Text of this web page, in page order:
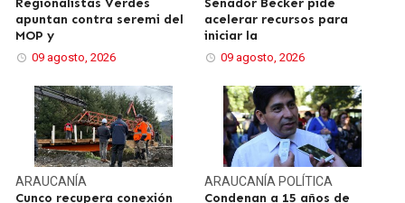
apuntan contra seremi del
MOP y
09 agosto, 2026
acelerar recursos para
iniciar la
09 agosto, 2026
ARAUCANÍA
Cunco recupera conexión
ARAUCANÍA POLÍTICA
Condenan a 15 años de